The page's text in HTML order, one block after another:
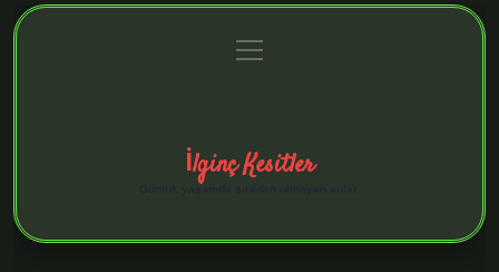
Gizlilik Politikası
menüyü
aç
İlginç Kesitler